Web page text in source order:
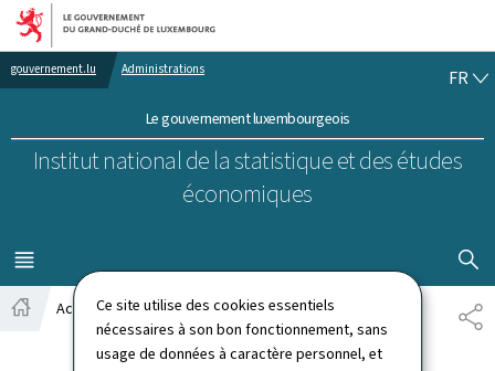
Ce site utilise des cookies essentiels
nécessaires à son bon fonctionnement, sans
usage de données à caractère personnel, et
Aller au menu principal
Aller au contenu
gouvernement.lu Administrations
Le gouvernement luxembourgeois
Institut national de la statistique et des études
économiques
FR
MENU
PRINCIPAL
Actualités